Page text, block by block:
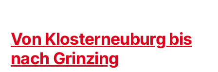
Von Klosterneuburg bis
nach Grinzing